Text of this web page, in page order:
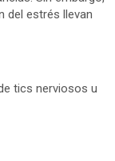
del estrés llevan
tics nerviosos u